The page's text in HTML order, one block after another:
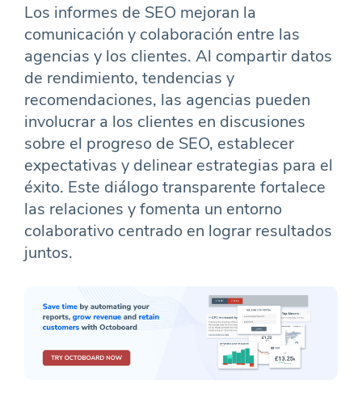
Los informes de SEO mejoran la
comunicación y colaboración entre las
agencias y los clientes. Al compartir datos
de rendimiento, tendencias y
recomendaciones, las agencias pueden
involucrar a los clientes en discusiones
sobre el progreso de SEO, establecer
expectativas y delinear estrategias para el
éxito. Este diálogo transparente fortalece
las relaciones y fomenta un entorno
colaborativo centrado en lograr resultados
juntos.